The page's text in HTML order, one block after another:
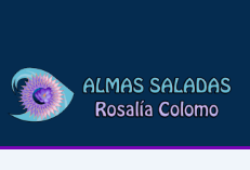
contenido